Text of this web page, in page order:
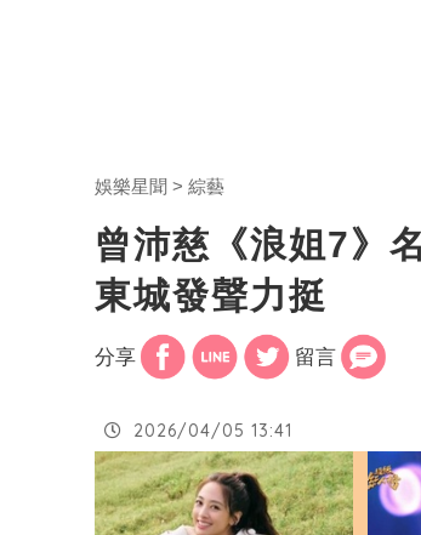
娛樂星聞 綜藝
曾沛慈《浪姐7》
東城發聲力挺
分享 留言
2026/04/05 13:41